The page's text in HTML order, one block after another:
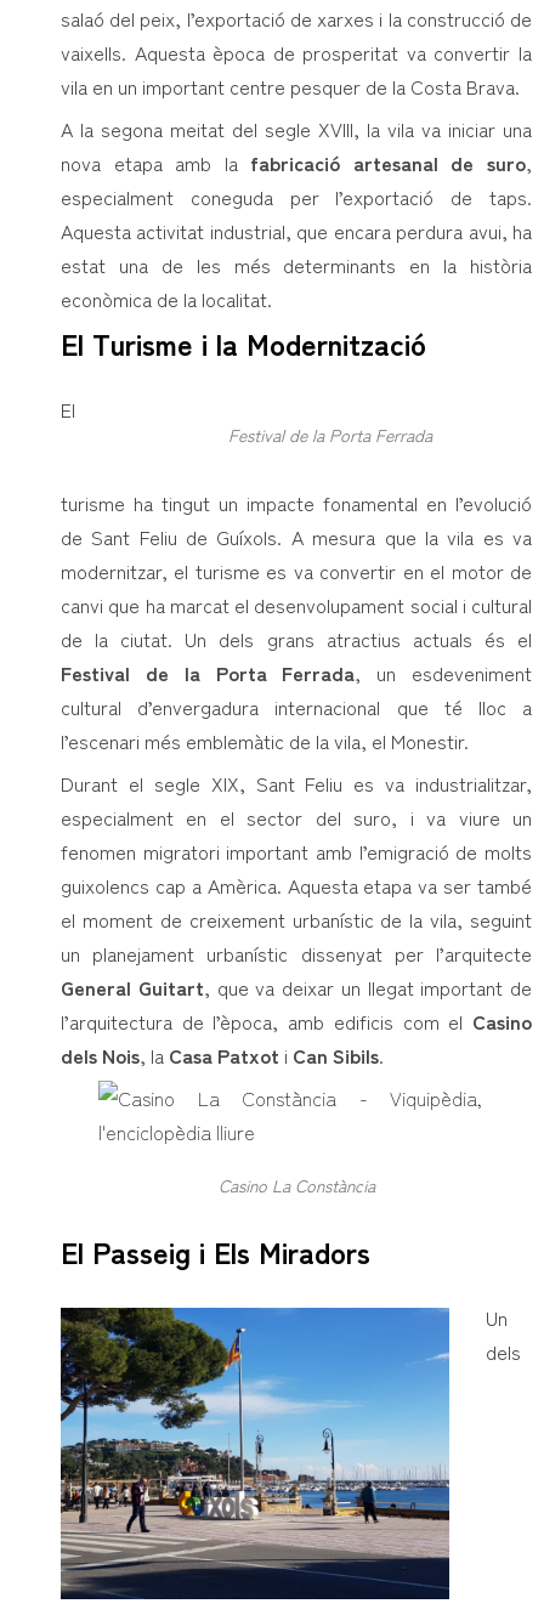
salaó del peix, l’exportació de xarxes i la construcció de
vaixells. Aquesta època de prosperitat va convertir la
vila en un important centre pesquer de la Costa Brava.
A la segona meitat del segle XVIII, la vila va iniciar una
nova etapa amb la fabricació artesanal de suro,
especialment coneguda per l’exportació de taps.
Aquesta activitat industrial, que encara perdura avui, ha
estat una de les més determinants en la història
econòmica de la localitat.
El Turisme i la Modernització
Festival de la Porta Ferrada
El
turisme ha tingut un impacte fonamental en l’evolució
de Sant Feliu de Guíxols. A mesura que la vila es va
modernitzar, el turisme es va convertir en el motor de
canvi que ha marcat el desenvolupament social i cultural
de la ciutat. Un dels grans atractius actuals és el
Festival de la Porta Ferrada, un esdeveniment
cultural d’envergadura internacional que té lloc a
l’escenari més emblemàtic de la vila, el Monestir.
Durant el segle XIX, Sant Feliu es va industrialitzar,
especialment en el sector del suro, i va viure un
fenomen migratori important amb l’emigració de molts
guixolencs cap a Amèrica. Aquesta etapa va ser també
el moment de creixement urbanístic de la vila, seguint
un planejament urbanístic dissenyat per l’arquitecte
General Guitart, que va deixar un llegat important de
l’arquitectura de l’època, amb edificis com el Casino
dels Nois, la Casa Patxot i Can Sibils.
Casino La Constància
El Passeig i Els Miradors
Un
dels